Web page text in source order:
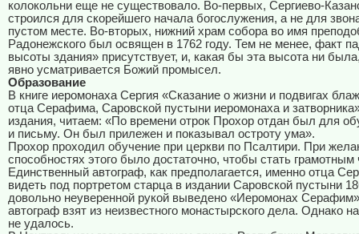
колокольни еще не существовало. Во-первых, Сергиево-
строился для скорейшего начала богослужения, а не для
пустом месте. Во-вторых, нижний храм собора во имя
Радонежского был освящен в 1762 году. Тем не менее, факт
высоты здания» присутствует, и, какая бы эта высота ни
явно усматривается Божий промысел.
Образование
В книге иеромонаха Сергия «Сказание о жизни и подвигах
отца Серафима, Саровской пустыни иеромонаха и
издания, читаем: «По времени отрок Прохор отдан был для
и письму. Он был прилежен и показывал остроту ума».
Прохор проходил обучение при церкви по Псалтири. При
способностях этого было достаточно, чтобы стать грамотным
Единственный автограф, как предполагается, именно отца
видеть под портретом старца в издании Саровской пустыни
довольно неуверенной рукой выведено «Иеромонах
автограф взят из неизвестного монастырского дела. Однако
не удалось.